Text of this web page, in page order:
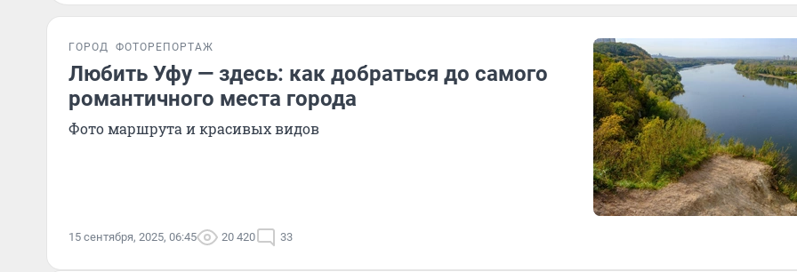
ГОРОД ФОТОРЕПОРТАЖ
Любить Уфу — здесь: как добраться до самого
романтичного места города
Фото маршрута и красивых видов
15 сентября, 2025, 06:45 20 420 33